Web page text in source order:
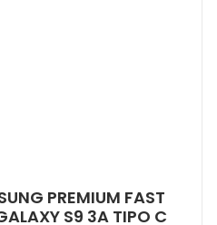
PREMIUM FAST
S9 3A TIPO C